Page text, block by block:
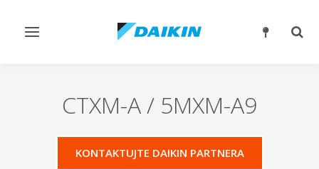
Přepnout
CTXM-A / 5MXM-A9
KONTAKTUJTE DAIKIN PARTNERA